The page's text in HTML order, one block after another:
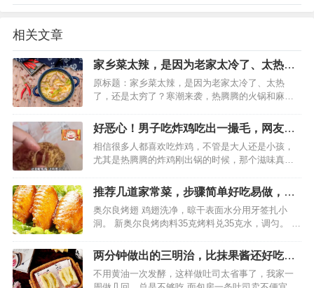
相关文章
家乡菜太辣，是因为老家太冷了、太热
了，还是太穷了？
原标题：家乡菜太辣，是因为老家太冷了、太热
了，还是太穷了？寒潮来袭，热腾腾的火锅和麻辣
来的舌尖灼烧感能刺激代谢，让人血流加速，从而
暖和起来。川菜经典，酸汤肥牛 | 站酷海洛暖身需求
可能是形成嗜辣口…
好恶心！男子吃炸鸡吃出一撮毛，网友安
慰：这是真鸡不是合成的
相信很多人都喜欢吃炸鸡，不管是大人还是小孩，
尤其是热腾腾的炸鸡刚出锅的时候，那个滋味真是
水。近日，吉林长春某男子去附近的有名炸鸡连锁
店，现场买了一份炸鸡，他兴致勃勃地吃了几口，
忽然觉着不对劲儿，然后…
推荐几道家常菜，步骤简单好吃易做，超
下饭，回回都光盘
奥尔良烤翅 鸡翅洗净，晾干表面水分用牙签扎小
洞。 新奥尔良烤肉料35克烤料兑35克水，调匀。 将
冰箱冷藏5小时，中途翻面两到三回。 .烤盘里铺锡
纸刷层薄油，将鸡翅放入，烤箱预热…
两分钟做出的三明治，比抹果酱还好吃，
老公埋怨为啥没早点学会
不用黄油一次发酵，这样做吐司太省事了，我家一